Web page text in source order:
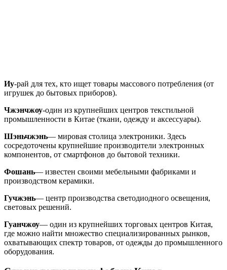
Иу-рай для тех, кто ищет товары массового потребления (от
игрушек до бытовых приборов).
Чжэнчжоу-один из крупнейших центров текстильной
промышленности в Китае (ткани, одежду и аксессуары).
Шэньчжэнь— мировая столица электроники. Здесь
сосредоточены крупнейшие производители электронных
компонентов, от смартфонов до бытовой техники.
Фошань— известен своими мебельными фабриками и
производством керамики.
Гучжэнь— центр производства светодиодного освещения,
световых решений.
Гуанчжоу— один из крупнейших торговых центров Китая,
где можно найти множество специализированных рынков,
охватывающих спектр товаров, от одежды до промышленного
оборудования.